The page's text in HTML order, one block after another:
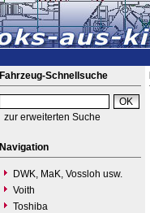
Fahrzeug-Schnellsuche
zur erweiterten Suche
Navigation
DWK, MaK, Vossloh usw.
Voith
Toshiba